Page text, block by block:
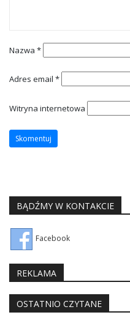
Nazwa *
Adres email *
Witryna internetowa
BĄDŹMY W KONTAKCIE
Facebook
REKLAMA
OSTATNIO CZYTANE